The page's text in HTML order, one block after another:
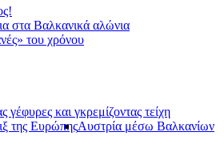
στα Βαλκανικά αλώνια
του χρόνου
γέφυρες και γκρεμίζοντας τείχη
της ΕυρώπηςΑυστρία μέσω Βαλκανίων